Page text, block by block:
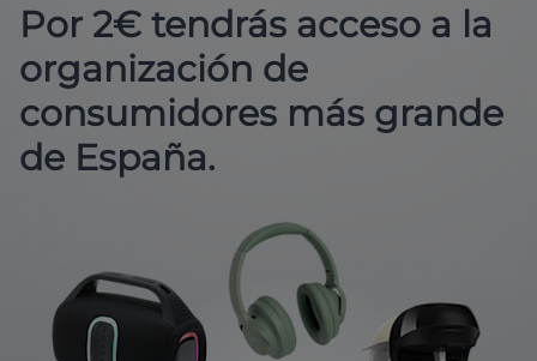
Por 2€ tendrás acceso a la
organización de
consumidores más grande
de España.